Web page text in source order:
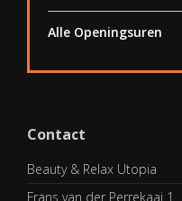
Alle Openingsuren
Contact
Beauty & Relax Utopia
Frans van der Perrekaai 1